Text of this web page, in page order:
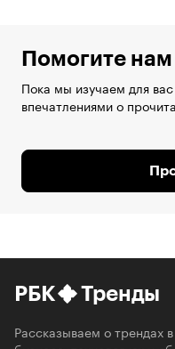
Помогите
Пока мы изучаем для
впечатлениями о
РБК Тренды
Рассказываем о трендах